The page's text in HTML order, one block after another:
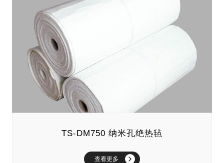
TS-DM750 纳米孔绝热毡
查看更多